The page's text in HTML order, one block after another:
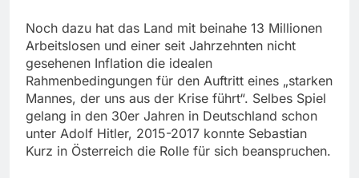
Noch dazu hat das Land mit beinahe 13 Millionen
Arbeitslosen und einer seit Jahrzehnten nicht
gesehenen Inflation die idealen
Rahmenbedingungen für den Auftritt eines „starken
Mannes, der uns aus der Krise führt“. Selbes Spiel
gelang in den 30er Jahren in Deutschland schon
unter Adolf Hitler, 2015-2017 konnte Sebastian
Kurz in Österreich die Rolle für sich beanspruchen.